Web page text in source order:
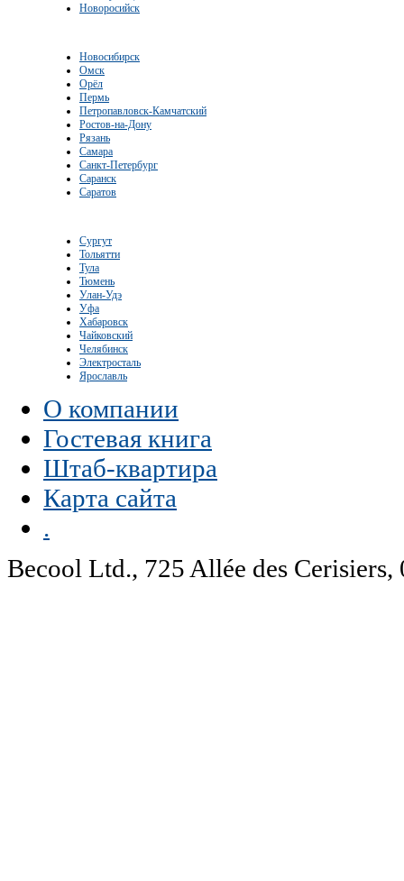
Новоросийск
Новосибирск
Омск
Орёл
Пермь
Петропавловск-Камчатский
Ростов-на-Дону
Рязань
Самара
Санкт-Петербург
Саранск
Саратов
Сургут
Тольятти
Тула
Тюмень
Улан-Удэ
Уфа
Хабаровск
Чайковский
Челябинск
Электросталь
Ярославль
О компании
Гостевая книга
Штаб-квартира
Карта сайта
.
Becool Ltd., 725 Allée des